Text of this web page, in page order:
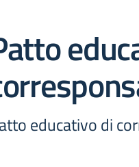
educativo di